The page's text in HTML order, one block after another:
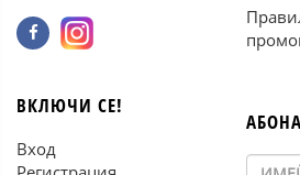
ВКЛЮЧИ СЕ!
Вход